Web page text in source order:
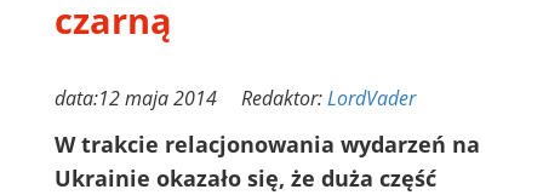
czarną
data:12 maja 2014 Redaktor:LordVader
W trakcie relacjonowania wydarzeń na
Ukrainie okazało się, że duża część